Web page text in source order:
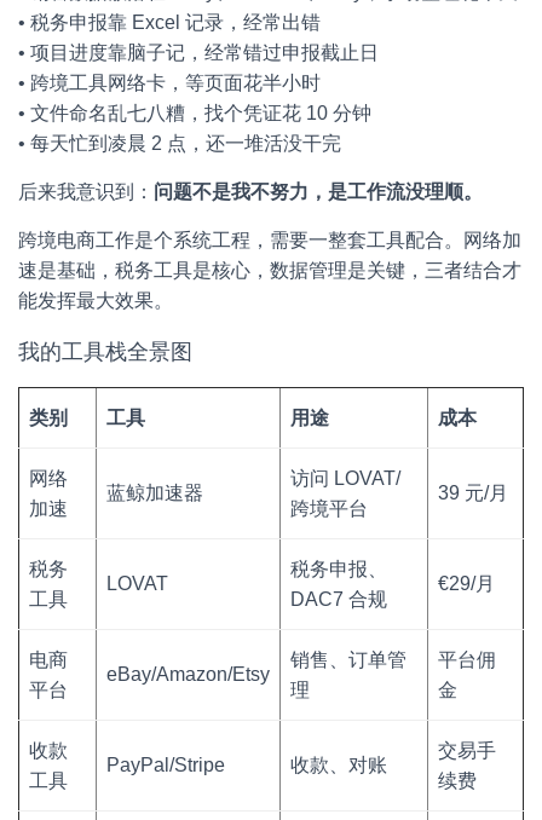
• 税务申报靠 Excel 记录，经常出错
• 项目进度靠脑子记，经常错过申报截止日
• 跨境工具网络卡，等页面花半小时
• 文件命名乱七八糟，找个凭证花 10 分钟
• 每天忙到凌晨 2 点，还一堆活没干完
后来我意识到： 问题不是我不努力，是工作流没理顺。
跨境电商工作是个系统工程，需要一整套工具配合。网络加
速是基础，税务工具是核心，数据管理是关键，三者结合才
能发挥最大效果。
我的工具栈全景图
类别 工具 用途 成本
网络
加速
蓝鲸加速器
访问 LOVAT/
跨境平台
39 元/月
税务
工具
LOVAT
税务申报、
DAC7 合规
€29/月
电商
平台
eBay/Amazon/Etsy
销售、订单管
理
平台佣
金
收款
工具
PayPal/Stripe 收款、对账
交易手
续费